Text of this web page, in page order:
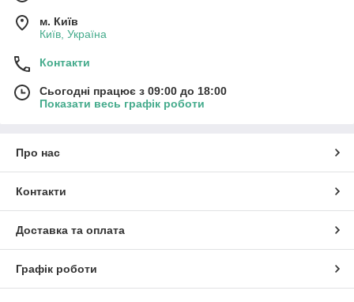
м. Київ
Київ, Україна
Контакти
Сьогодні працює з 09:00 до 18:00
Показати весь графік роботи
Про нас
Контакти
Доставка та оплата
Графік роботи